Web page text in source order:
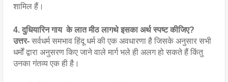
शामिल हैं।
4. दुधियारिन गाय  के लात मीठ लागथे इसका अर्थ स्पष्ट कीजिए?
उत्तर- सर्वधर्म समभाव हिंदू धर्म की एक अवधारणा है जिसके अनुसार सभी
धर्मों द्वारा अनुसरण किए जाने वाले मार्ग भले ही अलग हो सकते हैं किंतु
उनका गंतव्य एक ही है।